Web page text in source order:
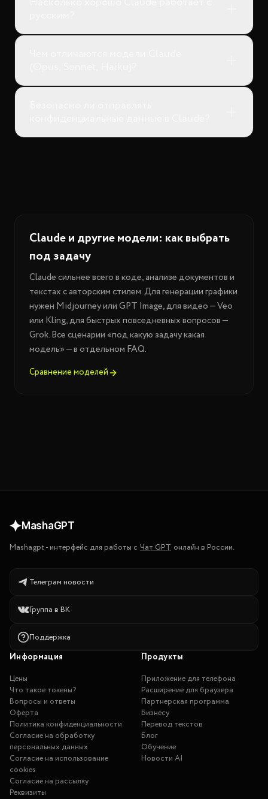
Claude и другие модели: как выбрать
под задачу
Claude сильнее всего в коде, анализе документов и
текстах с авторским стилем. Для генерации графики
нужен Midjourney или GPT Image, для видео — Veo
или Kling, для быстрых повседневных вопросов —
Grok. Все сценарии «под какую задачу какая
модель» — в отдельном FAQ.
Сравнение моделей
MashaGPT
Mashagpt - интерфейс для работы с Чат GPT онлайн в России.
Телеграм новости
Группа в ВК
Поддержка
Информация
Цены
Что такое токены?
Вопросы и ответы
Оферта
Политика конфиденциальности
Согласие на обработку
персональных данных
Согласие на использование
cookies
Согласие на рассылку
Реквизиты
Продукты
Приложение для телефона
Расширение для браузера
Партнерская программа
Бизнесу
Перевод текстов
Блог
Обучение
Новости AI